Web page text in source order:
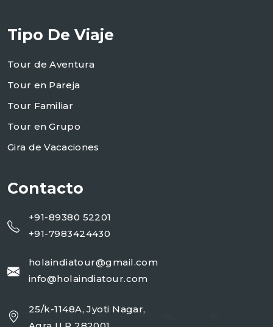
Tipo De Viaje
Tour de Aventura
Tour en Pareja
Tour Familiar
Tour en Grupo
Gira de Vacaciones
Contacto
+91-89380 52201
+91-7983424430
holaindiatour@gmail.com
info@holaindiatour.com
25/k-1148A, Jyoti Nagar,